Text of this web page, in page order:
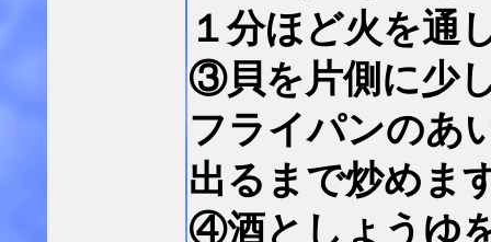
１分ほど火を通
③貝を片側に少
フライパンのあ
出るまで炒めま
④酒としょうゆ